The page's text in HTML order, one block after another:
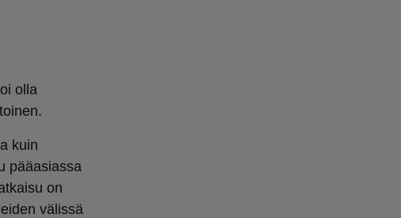
olla
kuin
pääasiassa
on
välissä